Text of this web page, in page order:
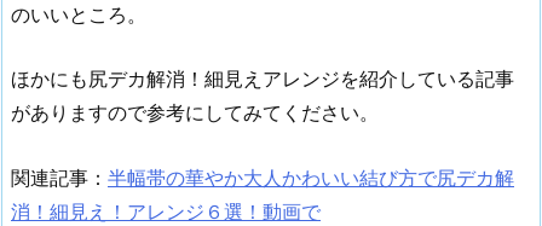
のいいところ。
ほかにも尻デカ解消！細見えアレンジを紹介している記事
がありますので参考にしてみてください。
関連記事： 半幅帯の華やか大人かわいい結び方で尻デカ解
消！細見え！アレンジ６選！動画で